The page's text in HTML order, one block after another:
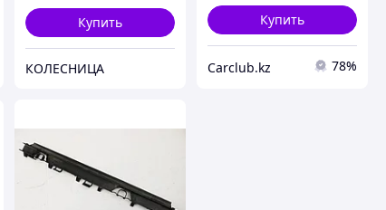
Купить
КОЛЕСНИЦА
Купить
Carclub.kz 78%